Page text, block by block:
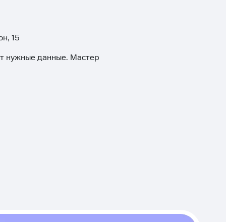
15
нужные данные. Мастер